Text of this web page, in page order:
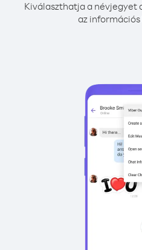
Kiválaszthatja a névjegyet
az